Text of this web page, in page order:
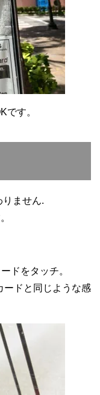
です。
ません.
ドをタッチ。
ードと同じような感